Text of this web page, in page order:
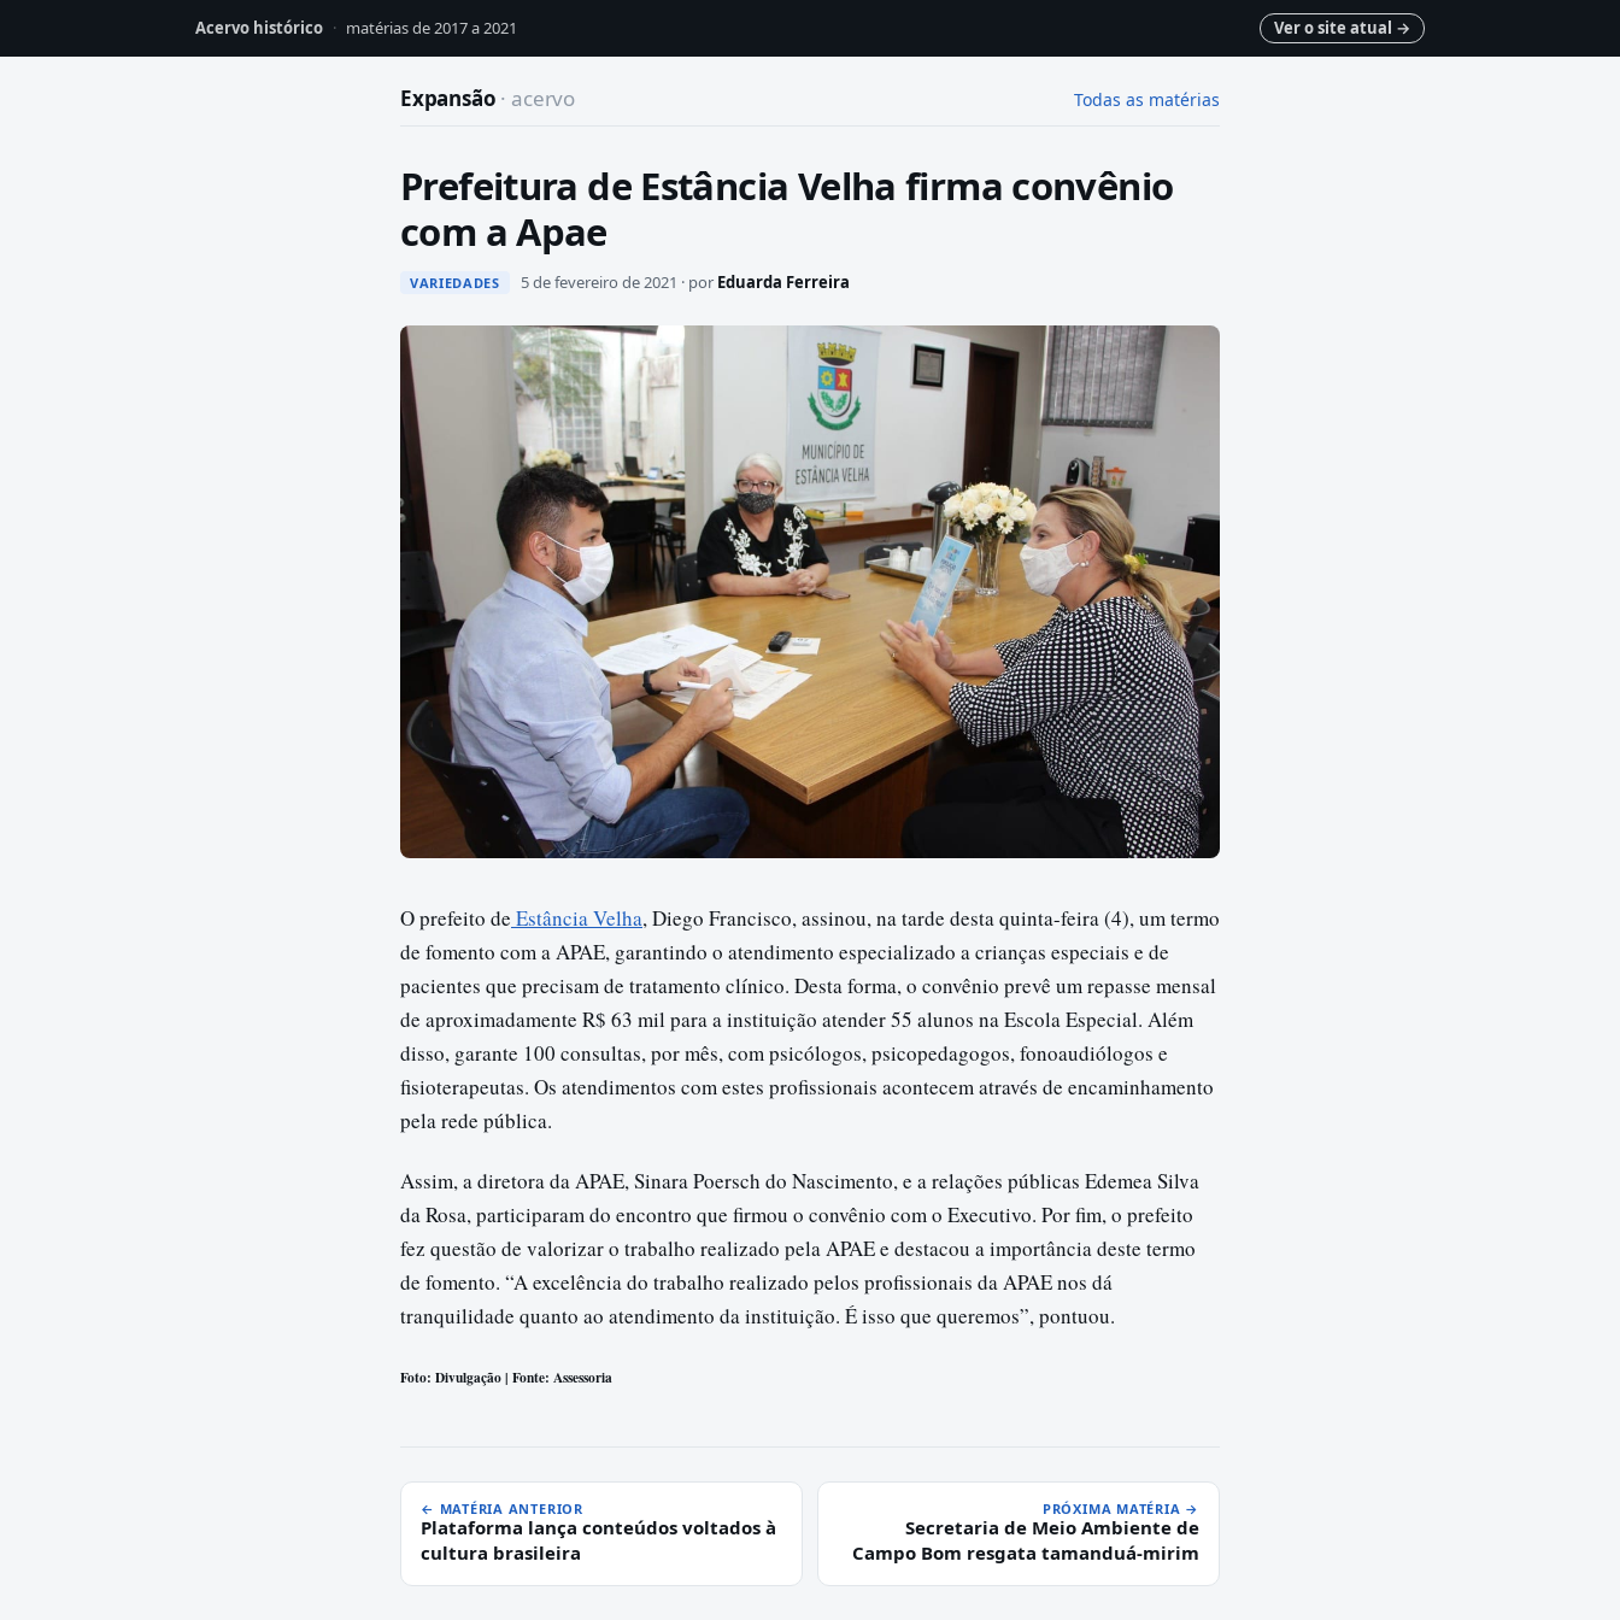
Acervo histórico · matérias de 2017 a 2021 Ver o site atual →
Expansão · acervo Todas as matérias
Prefeitura de Estância Velha firma convênio
com a Apae
VARIEDADES 5 de fevereiro de 2021 · por Eduarda Ferreira
O prefeito de Estância Velha, Diego Francisco, assinou, na tarde desta quinta-feira (4), um termo
de fomento com a APAE, garantindo o atendimento especializado a crianças especiais e de
pacientes que precisam de tratamento clínico. Desta forma, o convênio prevê um repasse mensal
de aproximadamente R$ 63 mil para a instituição atender 55 alunos na Escola Especial. Além
disso, garante 100 consultas, por mês, com psicólogos, psicopedagogos, fonoaudiólogos e
fisioterapeutas. Os atendimentos com estes profissionais acontecem através de encaminhamento
pela rede pública.
Assim, a diretora da APAE, Sinara Poersch do Nascimento, e a relações públicas Edemea Silva
da Rosa, participaram do encontro que firmou o convênio com o Executivo. Por fim, o prefeito
fez questão de valorizar o trabalho realizado pela APAE e destacou a importância deste termo
de fomento. “A excelência do trabalho realizado pelos profissionais da APAE nos dá
tranquilidade quanto ao atendimento da instituição. É isso que queremos”, pontuou.
Foto: Divulgação | Fonte: Assessoria
← MATÉRIA ANTERIOR
Plataforma lança conteúdos voltados à
cultura brasileira
PRÓXIMA MATÉRIA →
Secretaria de Meio Ambiente de
Campo Bom resgata tamanduá-mirim